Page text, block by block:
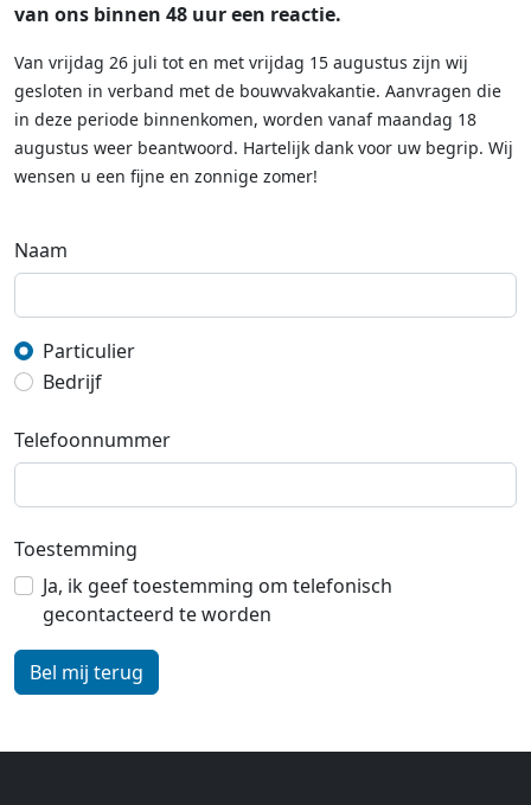
van ons binnen 48 uur een reactie.
Van vrijdag 26 juli tot en met vrijdag 15 augustus zijn wij
gesloten in verband met de bouwvakvakantie. Aanvragen die
in deze periode binnenkomen, worden vanaf maandag 18
augustus weer beantwoord. Hartelijk dank voor uw begrip. Wij
wensen u een fijne en zonnige zomer!
Naam
Particulier
Bedrijf
Telefoonnummer
Toestemming
Ja, ik geef toestemming om telefonisch
gecontacteerd te worden